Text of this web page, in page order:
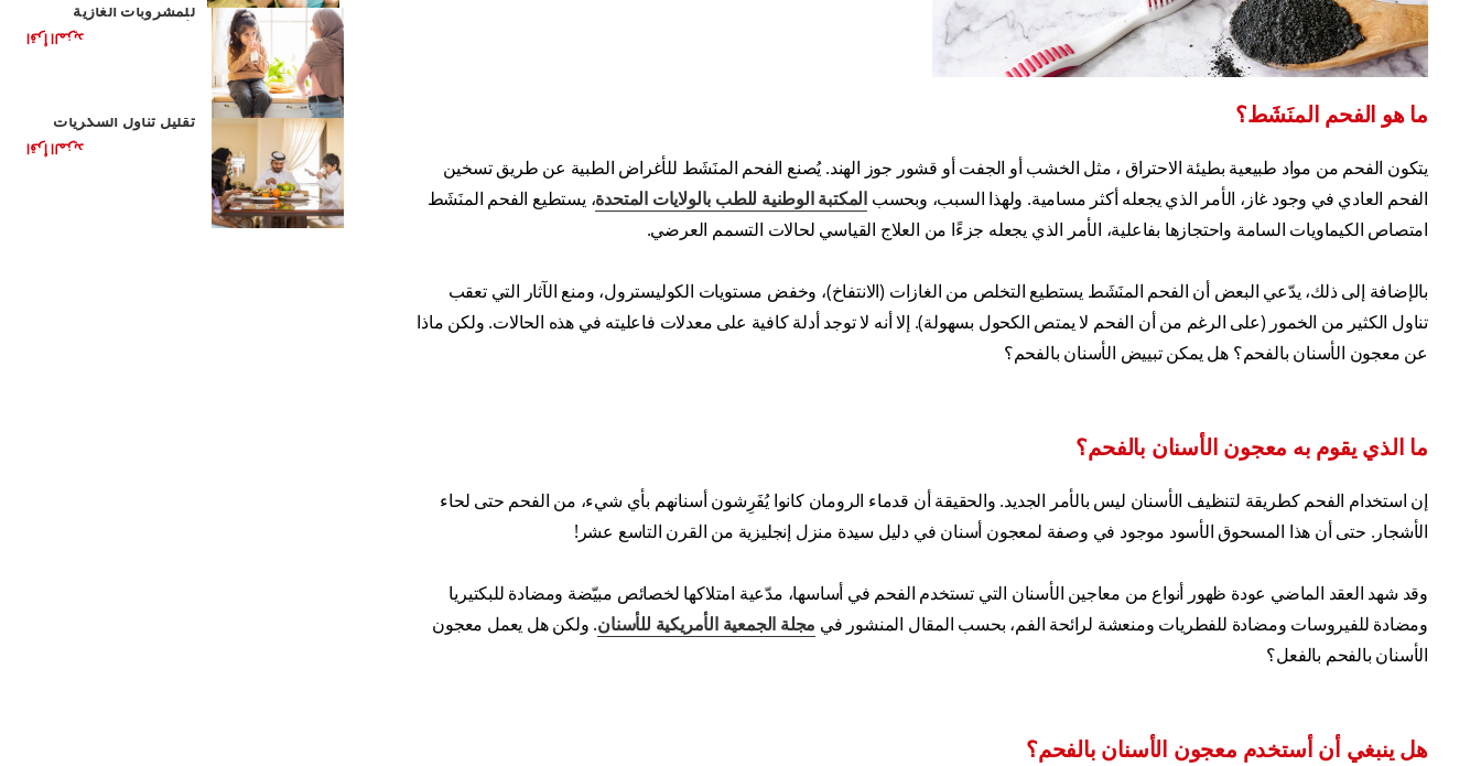
ما هو الفحم المنَشَط؟
يتكون الفحم من مواد طبيعية بطيئة الاحتراق ، مثل الخشب أو الجفت أو قشور جوز الهند. يُصنع الفحم المنَشَط للأغراض الطبية عن طريق تسخين
الفحم العادي في وجود غاز، الأمر الذي يجعله أكثر مسامية. ولهذا السبب، وبحسب المكتبة الوطنية للطب بالولايات المتحدة، يستطيع الفحم المنَشَط
امتصاص الكيماويات السامة واحتجازها بفاعلية، الأمر الذي يجعله جزءًا من العلاج القياسي لحالات التسمم العرضي.
بالإضافة إلى ذلك، يدّعي البعض أن الفحم المنَشَط يستطيع التخلص من الغازات (الانتفاخ)، وخفض مستويات الكوليسترول، ومنع الآثار التي تعقب
تناول الكثير من الخمور (على الرغم من أن الفحم لا يمتص الكحول بسهولة). إلا أنه لا توجد أدلة كافية على معدلات فاعليته في هذه الحالات. ولكن ماذا
عن معجون الأسنان بالفحم؟ هل يمكن تبييض الأسنان بالفحم؟
ما الذي يقوم به معجون الأسنان بالفحم؟
إن استخدام الفحم كطريقة لتنظيف الأسنان ليس بالأمر الجديد. والحقيقة أن قدماء الرومان كانوا يُفَرِشون أسنانهم بأي شيء، من الفحم حتى لحاء
الأشجار. حتى أن هذا المسحوق الأسود موجود في وصفة لمعجون أسنان في دليل سيدة منزل إنجليزية من القرن التاسع عشر!
وقد شهد العقد الماضي عودة ظهور أنواع من معاجين الأسنان التي تستخدم الفحم في أساسها، مدّعية امتلاكها لخصائص مبيّضة ومضادة للبكتيريا
ومضادة للفيروسات ومضادة للفطريات ومنعشة لرائحة الفم، بحسب المقال المنشور في مجلة الجمعية الأمريكية للأسنان. ولكن هل يعمل معجون
الأسنان بالفحم بالفعل؟
هل ينبغي أن أستخدم معجون الأسنان بالفحم؟
للمشروبات الغازية
اقرأ المزيد
تقليل تناول السكريات
اقرأ المزيد